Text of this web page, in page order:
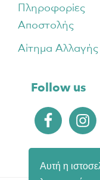
Αυτή η
Πληροφορίες
Αποστολής
Αίτημα Αλλαγής
Follow us